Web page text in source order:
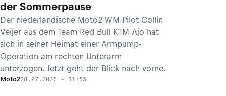
der Sommerpause
Der niederländische Moto2-WM-Pilot Collin
Veijer aus dem Team Red Bull KTM Ajo hat
sich in seiner Heimat einer Armpump-
Operation am rechten Unterarm
unterzogen. Jetzt geht der Blick nach vorne.
Moto228.07.2026 - 11:55